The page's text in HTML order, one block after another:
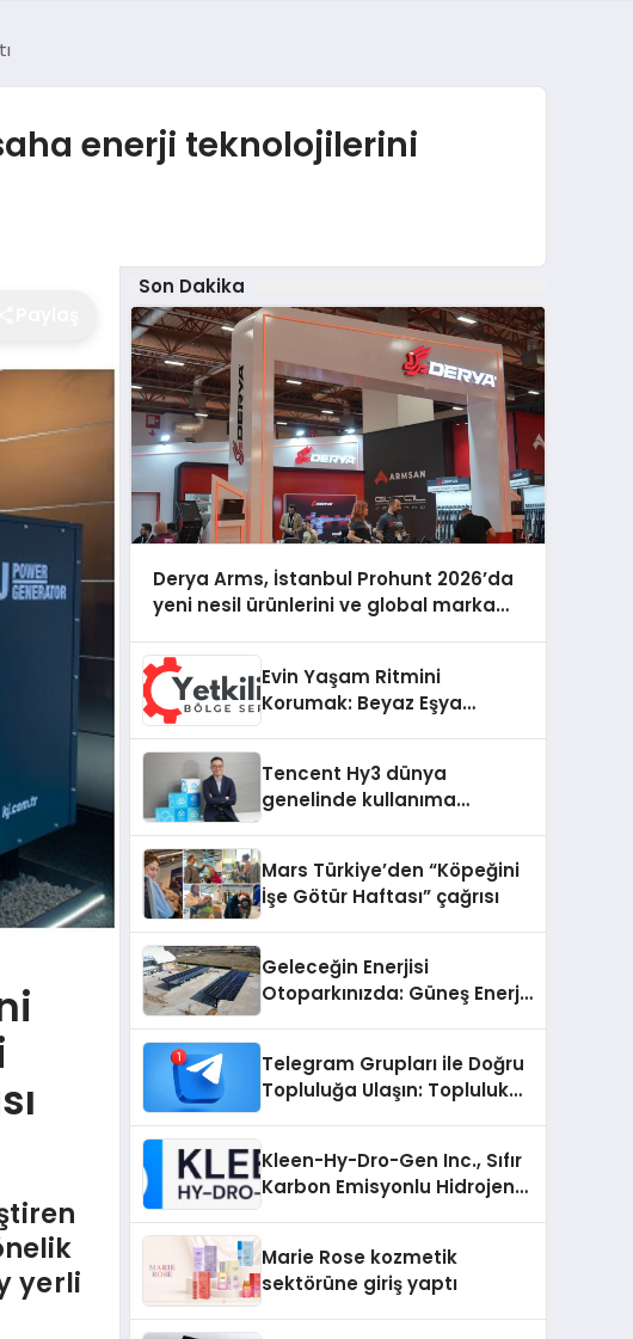
enerji teknolojilerini
yerli
Son Dakika
Derya Arms, İstanbul Prohunt 2026’da
yeni nesil ürünlerini ve global marka
Evin Yaşam Ritmini
Korumak: Beyaz Eşya
Tencent Hy3 dünya
genelinde kullanıma
Mars Türkiye’den “Köpeğini
İşe Götür Haftası” çağrısı
Geleceğin Enerjisi
Otoparkınızda: Güneş Enerjili
Telegram Grupları ile Doğru
Topluluğa Ulaşın: Topluluk
Kleen-Hy-Dro-Gen Inc., Sıfır
Karbon Emisyonlu Hidrojen
Aldı
Marie Rose kozmetik
sektörüne giriş yaptı